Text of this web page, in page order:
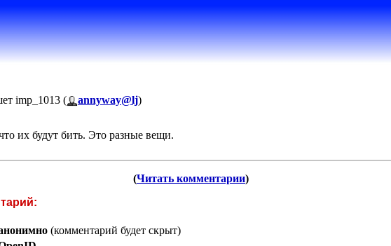
imp_1013 ( annyway@lj)
их будут бить. Это разные вещи.
(Читать комментарии)
(комментарий будет скрыт)